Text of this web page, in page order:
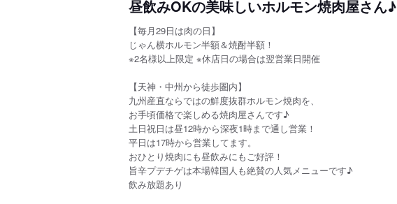
昼飲みOKの美味しいホルモン焼肉屋さん♪
【毎月29日は肉の日】
じゃん横ホルモン半額＆焼酎半額！
※2名様以上限定 ※休店日の場合は翌営業日開催
【天神・中州から徒歩圏内】
九州産直ならではの鮮度抜群ホルモン焼肉を、
お手頃価格で楽しめる焼肉屋さんです♪
土日祝日は昼12時から深夜1時まで通し営業！
平日は17時から営業してます。
おひとり焼肉にも昼飲みにもご好評！
旨辛プデチゲは本場韓国人も絶賛の人気メニューです♪
飲み放題あり